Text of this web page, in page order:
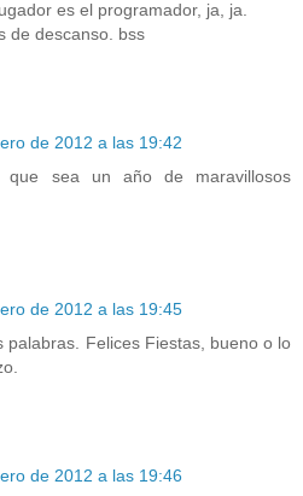
es el programador, ja, ja.
de descanso. bss
de 2012 a las 19:42
que sea un año de maravillosos
de 2012 a las 19:45
palabras. Felices Fiestas, bueno o lo
de 2012 a las 19:46